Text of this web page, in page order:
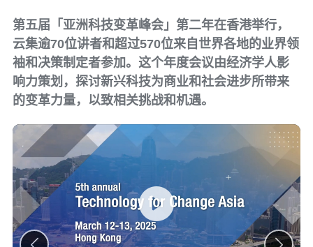
第五届「亚洲科技变革峰会」第二年在香港举行，
云集逾70位讲者和超过570位来自世界各地的业界领
袖和决策制定者参加。这个年度会议由经济学人影
响力策划，探讨新兴科技为商业和社会进步所带来
的变革力量，以致相关挑战和机遇。